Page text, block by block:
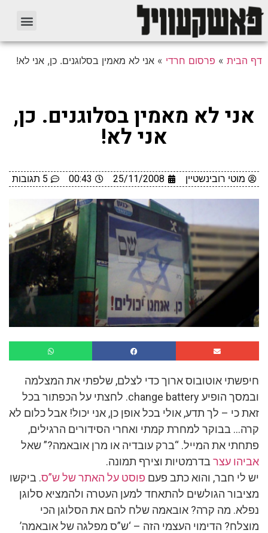
דף הבית » פרסום חרדי » אני לא מאמין בסלוגנים. כן, אני לא!
אני לא מאמין בסלוגנים. כן,
אני לא!
מוטי רובינשטיין 25/11/2008
00:43 5 תגובות
חיפשתי אוטובוס ארוך כדי לצלם, שלפתי את המצלמה
ובמסך הופיע change battery. לחצתי על הכפתור בכל
זאת כי – לך תדע, אולי בכל אופן כן, אני יכול! אבל כלום לא
קרה… בבוקר למחרת קמתי ואחרי הסידורים הרגילים,
פתחתי את המייל. “ברק עובדיה או מרן אובאמה?” שאל
אביהו עצר בדרמטיות וצירף תמונה.
יש לי חבר, והוא כתב פעם פוסט על האתר של ש”ס. ביקשו
מציבור הגולשים להתאחד למען העטרה ולהמציא סלוגן
נפלא. מה קרה? אובאמה שלח להם את הסלוגן הכי
מוצלח? הדימוי העצמי הזה – ‘ש”ס מפלגה של אובאמה’